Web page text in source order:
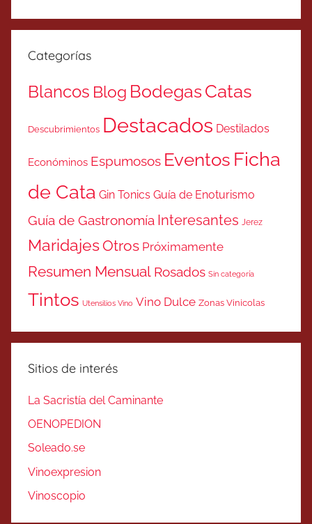
Categorías
Blancos Blog BodegasCatas
Descubrimientos Destacados Destilados
Económinos Espumosos Eventos Ficha
de Cata Gin Tonics Guía de Enoturismo
Guía de Gastronomía Interesantes Jerez
MaridajesOtros Próximamente
Resumen Mensual Rosados Sin categoría
Tintos Utensilios Vino Vino Dulce Zonas Vinicolas
Sitios de interés
La Sacristía del Caminante
OENOPEDION
Soleado.se
Vinoexpresion
Vinoscopio